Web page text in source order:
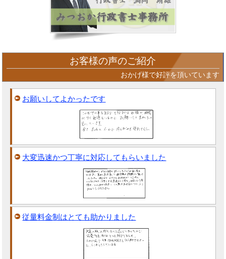
お客様の声のご紹介
おかげ様で好評を頂いています
お願いしてよかったです
大変迅速かつ丁寧に対応してもらいました
従量料金制はとても助かりました